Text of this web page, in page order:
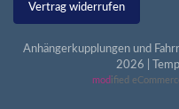
Vertrag widerrufen
Anhängerkupplungen und
2026 |
mod ified